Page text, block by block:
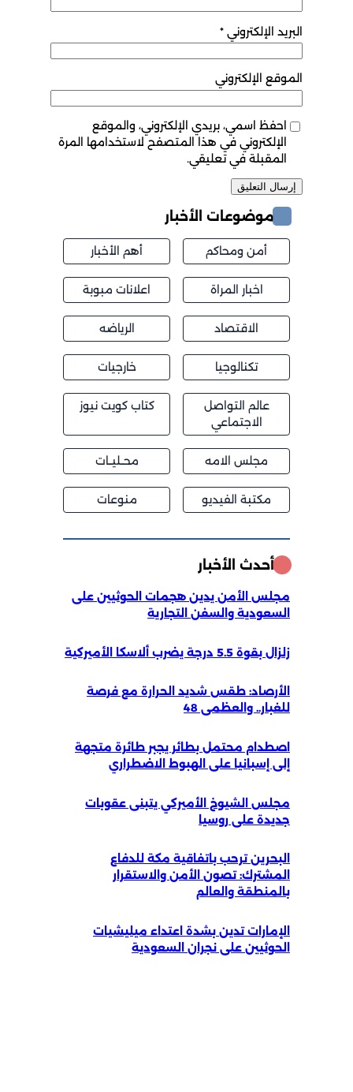
البريد الإلكتروني *
الموقع الإلكتروني
احفظ اسمي، بريدي الإلكتروني، والموقع
الإلكتروني في هذا المتصفح لاستخدامها المرة
المقبلة في تعليقي.
موضوعات الأخبار
أمن ومحاكم أهم الأخبار
اخبار المراة اعلانات مبوبة
الاقتصاد الرياضه
تكنالوجيا خارجيات
عالم التواصل
الاجتماعي
كتاب كويت نيوز
مجلس الامه محــليــات
مكتبة الفيديو منوعات
أحدث الأخبار
مجلس الأمن يدين هجمات الحوثيين على
السعودية والسفن التجارية
زلزال بقوة 5.5 درجة يضرب ألاسكا الأميركية
الأرصاد: طقس شديد الحرارة مع فرصة
للغبار.. والعظمى 48
اصطدام محتمل بطائر يجبر طائرة متجهة
إلى إسبانيا على الهبوط الاضطراري
مجلس الشيوخ الأميركي يتبنى عقوبات
جديدة على روسيا
البحرين ترحب باتفاقية مكة للدفاع
المشترك: تصون الأمن والاستقرار
بالمنطقة والعالم
الإمارات تدين بشدة اعتداء ميليشيات
الحوثيين على نجران السعودية